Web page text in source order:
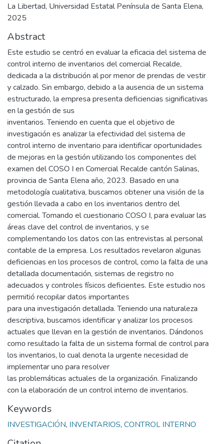
La Libertad, Universidad Estatal Península de Santa Elena,
2025
Abstract
Este estudio se centró en evaluar la eficacia del sistema de
control interno de inventarios del comercial Recalde,
dedicada a la distribución al por menor de prendas de vestir
y calzado. Sin embargo, debido a la ausencia de un sistema
estructurado, la empresa presenta deficiencias significativas
en la gestión de sus
inventarios. Teniendo en cuenta que el objetivo de
investigación es analizar la efectividad del sistema de
control interno de inventario para identificar oportunidades
de mejoras en la gestión utilizando los componentes del
examen del COSO I en Comercial Recalde cantón Salinas,
provincia de Santa Elena año, 2023. Basado en una
metodología cualitativa, buscamos obtener una visión de la
gestión llevada a cabo en los inventarios dentro del
comercial. Tomando el cuestionario COSO I, para evaluar las
áreas clave del control de inventarios, y se
complementando los datos con las entrevistas al personal
contable de la empresa. Los resultados revelaron algunas
deficiencias en los procesos de control, como la falta de una
detallada documentación, sistemas de registro no
adecuados y controles físicos deficientes. Este estudio nos
permitió recopilar datos importantes
para una investigación detallada. Teniendo una naturaleza
descriptiva, buscamos identificar y analizar los procesos
actuales que llevan en la gestión de inventarios. Dándonos
como resultado la falta de un sistema formal de control para
los inventarios, lo cual denota la urgente necesidad de
implementar uno para resolver
las problemáticas actuales de la organización. Finalizando
con la elaboración de un control interno de inventarios.
Keywords
INVESTIGACIÓN, INVENTARIOS, CONTROL INTERNO